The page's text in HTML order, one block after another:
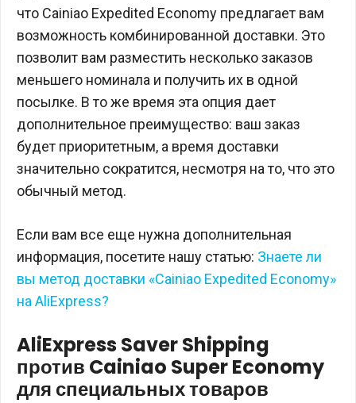
что Cainiao Expedited Economy предлагает вам
возможность комбинированной доставки. Это
позволит вам разместить несколько заказов
меньшего номинала и получить их в одной
посылке. В то же время эта опция дает
дополнительное преимущество: ваш заказ
будет приоритетным, а время доставки
значительно сократится, несмотря на то, что это
обычный метод.
Если вам все еще нужна дополнительная
информация, посетите нашу статью: Знаете ли
вы метод доставки «Cainiao Expedited Economy»
на AliExpress?
AliExpress Saver Shipping
против Cainiao Super Economy
для специальных товаров